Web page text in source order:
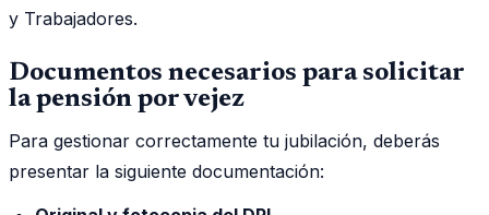
y Trabajadores.
Documentos necesarios para solicitar
la pensión por vejez
Para gestionar correctamente tu jubilación, deberás
presentar la siguiente documentación: